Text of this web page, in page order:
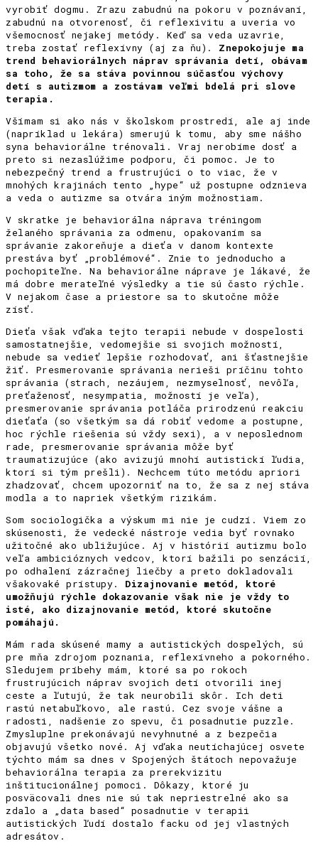
vyrobiť dogmu. Zrazu zabudnú na pokoru v poznávaní,
zabudnú na otvorenosť, či reflexivitu a uveria vo
všemocnosť nejakej metódy. Keď sa veda uzavrie,
treba zostať reflexívny (aj za ňu). Znepokojuje ma
trend behaviorálnych náprav správania detí, obávam
sa toho, že sa stáva povinnou súčasťou výchovy
detí s autizmom a zostávam veľmi bdelá pri slove
terapia.
Všímam si ako nás v školskom prostredí, ale aj inde
(napríklad u lekára) smerujú k tomu, aby sme nášho
syna behaviorálne trénovali. Vraj nerobíme dosť a
preto si nezaslúžime podporu, či pomoc. Je to
nebezpečný trend a frustrujúci o to viac, že v
mnohých krajinách tento „hype“ už postupne odznieva
a veda o autizme sa otvára iným možnostiam.
V skratke je behaviorálna náprava tréningom
želaného správania za odmenu, opakovaním sa
správanie zakoreňuje a dieťa v danom kontexte
prestáva byť „problémové“. Znie to jednoducho a
pochopiteľne. Na behaviorálne náprave je lákavé, že
má dobre merateľné výsledky a tie sú často rýchle.
V nejakom čase a priestore sa to skutočne môže
zísť.
Dieťa však vďaka tejto terapii nebude v dospelosti
samostatnejšie, vedomejšie si svojich možností,
nebude sa vedieť lepšie rozhodovať, ani šťastnejšie
žiť. Presmerovanie správania nerieši príčinu tohto
správania (strach, nezáujem, nezmyselnosť, nevôľa,
preťaženosť, nesympatia, možností je veľa),
presmerovanie správania potláča prirodzenú reakciu
dieťaťa (so všetkým sa dá robiť vedome a postupne,
hoc rýchle riešenia sú vždy sexi), a v neposlednom
rade, presmerovanie správania môže byť
traumatizujúce (ako avizujú mnohí autistickí ľudia,
ktorí si tým prešli). Nechcem túto metódu apriori
zhadzovať, chcem upozorniť na to, že sa z nej stáva
modla a to napriek všetkým rizikám.
Som sociologička a výskum mi nie je cudzí. Viem zo
skúsenosti, že vedecké nástroje vedia byť rovnako
užitočné ako ubližujúce. Aj v histórií autizmu bolo
veľa ambicióznych vedcov, ktorí bažili po senzácií,
po odhalení zázračnej liečby a preto dokladovali
všakovaké prístupy. Dizajnovanie metód, ktoré
umožňujú rýchle dokazovanie však nie je vždy to
isté, ako dizajnovanie metód, ktoré skutočne
pomáhajú.
Mám rada skúsené mamy a autistických dospelých, sú
pre mňa zdrojom poznania, reflexívneho a pokorného.
Sledujem príbehy mám, ktoré sa po rokoch
frustrujúcich náprav svojich detí otvorili inej
ceste a ľutujú, že tak neurobili skôr. Ich deti
rastú netabuľkovo, ale rastú. Cez svoje vášne a
radosti, nadšenie zo spevu, či posadnutie puzzle.
Zmysluplne prekonávajú nevyhnutné a z bezpečia
objavujú všetko nové. Aj vďaka neutíchajúcej osvete
týchto mám sa dnes v Spojených štátoch nepovažuje
behaviorálna terapia za prerekvizitu
inštitucionálnej pomoci. Dôkazy, ktoré ju
posväcovali dnes nie sú tak nepriestrelné ako sa
zdalo a „data based“ posadnutie v terapii
autistických ľudí dostalo facku od jej vlastných
adresátov.